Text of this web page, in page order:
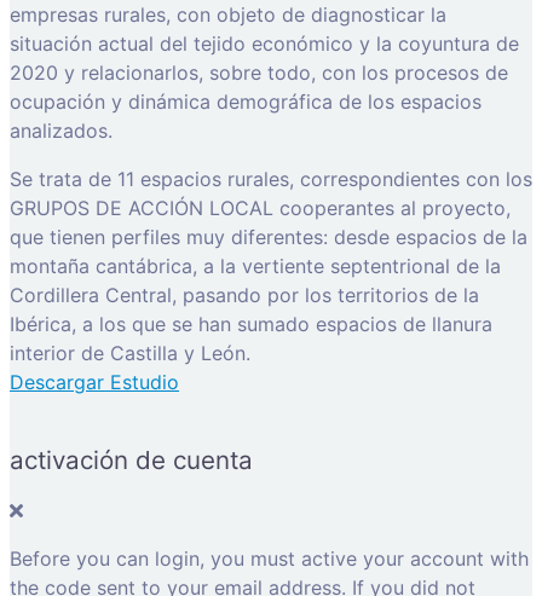
empresas rurales, con objeto de diagnosticar la
situación actual del tejido económico y la coyuntura de
2020 y relacionarlos, sobre todo, con los procesos de
ocupación y dinámica demográfica de los espacios
analizados.
Se trata de 11 espacios rurales, correspondientes con los
GRUPOS DE ACCIÓN LOCAL cooperantes al proyecto,
que tienen perfiles muy diferentes: desde espacios de la
montaña cantábrica, a la vertiente septentrional de la
Cordillera Central, pasando por los territorios de la
Ibérica, a los que se han sumado espacios de llanura
interior de Castilla y León.
Descargar Estudio
activación de cuenta
Before you can login, you must active your account with
the code sent to your email address. If you did not